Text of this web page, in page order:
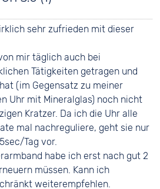
sehr zufrieden mit dieser
mir täglich auch bei
Tätigkeiten getragen und
(im Gegensatz zu meiner
Uhr mit Mineralglas) noch nicht
Kratzer. Da ich die Uhr alle
mal nachreguliere, geht sie nur
Tag vor.
habe ich erst nach gut 2
müssen. Kann ich
weiterempfehlen.